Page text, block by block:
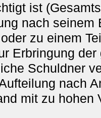
ist
nach seinem
zu einem
Erbringung
Schuldner
nach
mit zu hohen